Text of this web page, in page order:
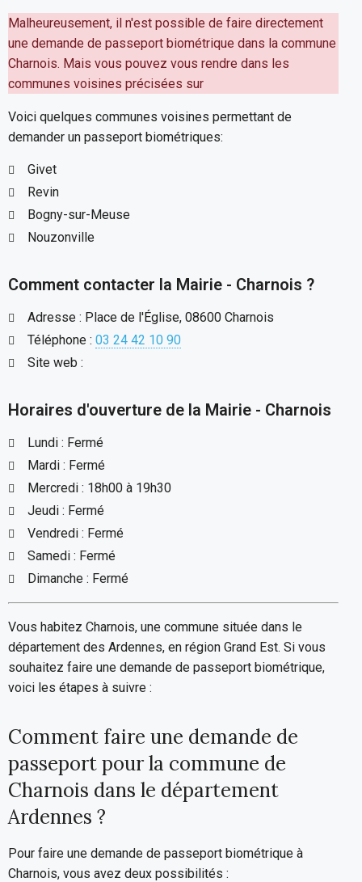
Malheureusement, il n'est possible de faire directement
une demande de passeport biométrique dans la commune
Charnois. Mais vous pouvez vous rendre dans les
communes voisines précisées sur
Voici quelques communes voisines permettant de
demander un passeport biométriques:
Givet
Revin
Bogny-sur-Meuse
Nouzonville
Comment contacter la Mairie - Charnois ?
Adresse : Place de l'Église, 08600 Charnois
Téléphone : 03 24 42 10 90
Site web :
Horaires d'ouverture de la Mairie - Charnois
Lundi : Fermé
Mardi : Fermé
Mercredi : 18h00 à 19h30
Jeudi : Fermé
Vendredi : Fermé
Samedi : Fermé
Dimanche : Fermé
Vous habitez Charnois, une commune située dans le
département des Ardennes, en région Grand Est. Si vous
souhaitez faire une demande de passeport biométrique,
voici les étapes à suivre :
Comment faire une demande de
passeport pour la commune de
Charnois dans le département
Ardennes ?
Pour faire une demande de passeport biométrique à
Charnois, vous avez deux possibilités :